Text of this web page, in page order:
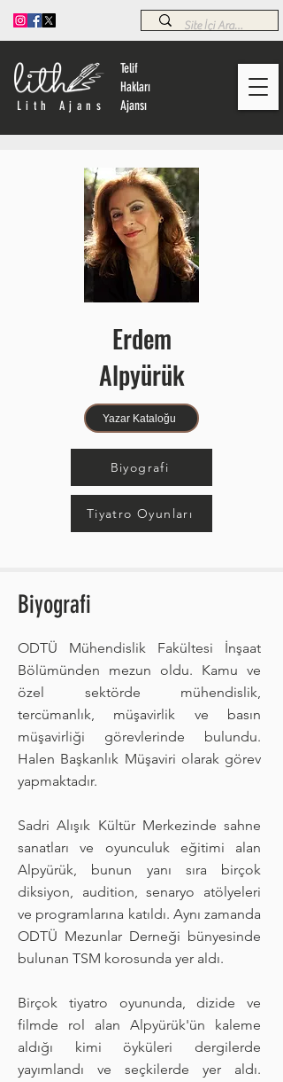
Lith Ajans
Telif
Hakları
Ajansı
Erdem
Alpyürük
Yazar Kataloğu
Biyografi
Tiyatro Oyunları
Biyografi
ODTÜ Mühendislik Fakültesi İnşaat
Bölümünden mezun oldu. Kamu ve
özel sektörde mühendislik,
tercümanlık, müşavirlik ve basın
müşavirliği görevlerinde bulundu.
Halen Başkanlık Müşaviri olarak görev
yapmaktadır.
Sadri Alışık Kültür Merkezinde sahne
sanatları ve oyunculuk eğitimi alan
Alpyürük, bunun yanı sıra birçok
diksiyon, audition, senaryo atölyeleri
ve programlarına katıldı. Aynı zamanda
ODTÜ Mezunlar Derneği bünyesinde
bulunan TSM korosunda yer aldı.
Birçok tiyatro oyununda, dizide ve
filmde rol alan Alpyürük'ün kaleme
aldığı kimi öyküleri dergilerde
yayımlandı ve seçkilerde yer aldı.